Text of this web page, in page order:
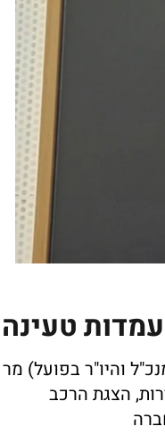
טעינה
והיו"ר בפועל) מר
הצגת הרכב